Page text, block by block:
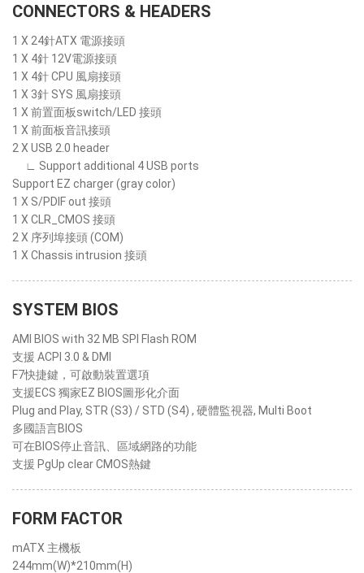
CONNECTORS & HEADERS
1 X 24針ATX 電源接頭
1 X 4針 12V電源接頭
1 X 4針 CPU 風扇接頭
1 X 3針 SYS 風扇接頭
1 X 前置面板switch/LED 接頭
1 X 前面板音訊接頭
2 X USB 2.0 header
∟ Support additional 4 USB ports
Support EZ charger (gray color)
1 X S/PDIF out 接頭
1 X CLR_CMOS 接頭
2 X 序列埠接頭 (COM)
1 X Chassis intrusion 接頭
SYSTEM BIOS
AMI BIOS with 32 MB SPI Flash ROM
支援 ACPI 3.0 & DMI
F7快捷鍵，可啟動裝置選項
支援ECS 獨家EZ BIOS圖形化介面
Plug and Play, STR (S3) / STD (S4) , 硬體監視器, Multi Boot
多國語言BIOS
可在BIOS停止音訊、區域網路的功能
支援 PgUp clear CMOS熱鍵
FORM FACTOR
mATX 主機板
244mm(W)*210mm(H)